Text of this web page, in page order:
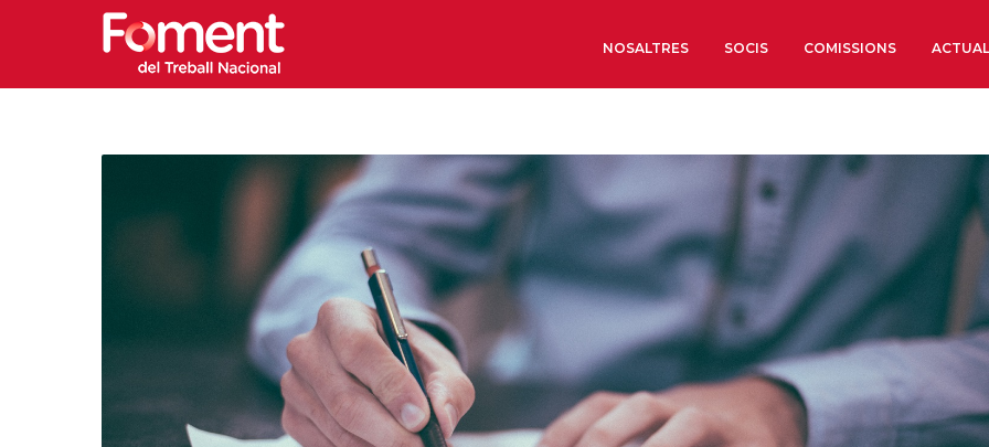
NOSALTRES
Estructura Executiva
Institut d’Estudis
Societat Barcelonesa
Econòmics i Socials
Organitzacions
Organitzacions
SOCIS COMISSIONS